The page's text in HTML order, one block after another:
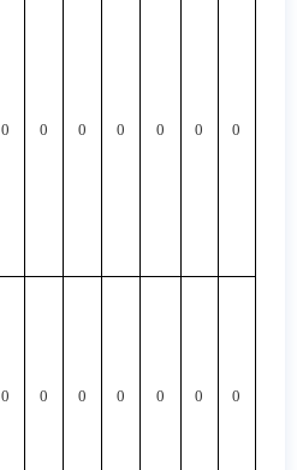
0 0 0 0 0 0 0
0 0 0 0 0 0 0